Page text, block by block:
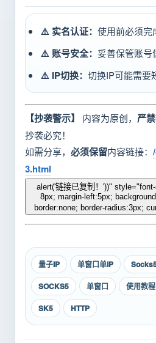
⚠️ 实名认证： 使用前必须完
⚠️ 账号安全： 妥善保管账号
⚠️ IP切换： 切换IP可能需要
【抄袭警示】 内容为原创， 严
抄袭必究！
如需分享， 必须保留内容链接：
3.html
alert('链接已复制！'))"
8px; margin-left:5px;
border:none; border-radius:3px;
量子IP 单窗口单IP
SOCKS5
单窗口 使用教程
SK5
HTTP